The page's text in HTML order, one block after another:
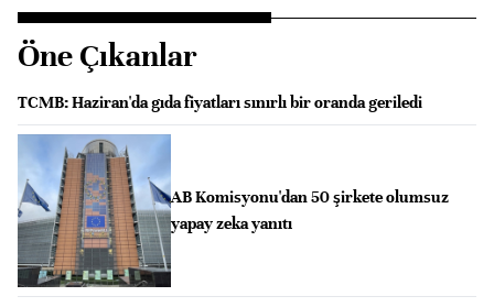
Öne Çıkanlar
TCMB: Haziran'da gıda fiyatları sınırlı bir oranda geriledi
AB Komisyonu'dan 50 şirkete olumsuz
yapay zeka yanıtı